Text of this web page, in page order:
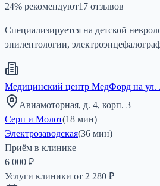
24% рекомендуют17 отзывов
Специализируется на детской
эпилептологии,
Медицинский центр МедФорд на ул.
Авиамоторная, д. 4, корп. 3
Серп и Молот(18 мин)
Электрозаводская(36 мин)
Приём в клинике
6 000 ₽
Услуги клиники от 2 280 ₽